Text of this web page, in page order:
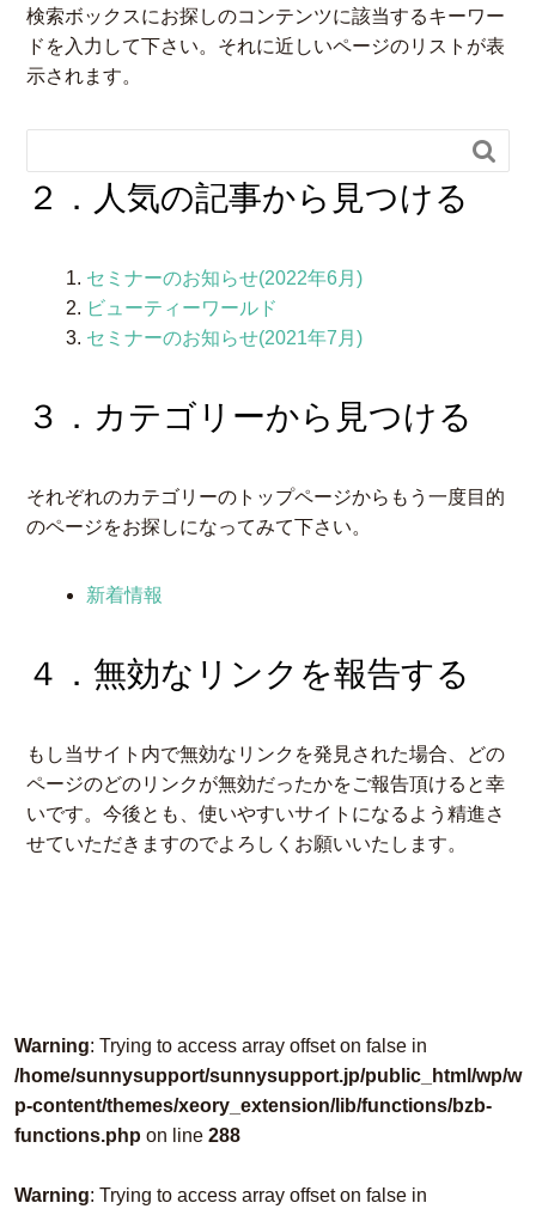
検索ボックスにお探しのコンテンツに該当するキーワー
ドを入力して下さい。それに近しいページのリストが表
示されます。

２．人気の記事から見つける
セミナーのお知らせ(2022年6月)
ビューティーワールド
セミナーのお知らせ(2021年7月)
３．カテゴリーから見つける
それぞれのカテゴリーのトップページからもう一度目的
のページをお探しになってみて下さい。
新着情報
４．無効なリンクを報告する
もし当サイト内で無効なリンクを発見された場合、どの
ページのどのリンクが無効だったかをご報告頂けると幸
いです。今後とも、使いやすいサイトになるよう精進さ
せていただきますのでよろしくお願いいたします。
Warning: Trying to access array offset on false in
/home/sunnysupport/sunnysupport.jp/public_html/wp/w
p-content/themes/xeory_extension/lib/functions/bzb-
functions.php on line 288
Warning: Trying to access array offset on false in